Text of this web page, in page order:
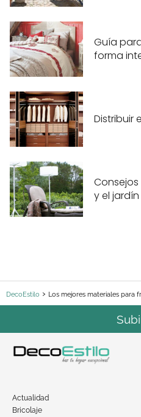
Guía
forma
Distribuir
y el jardín
DecoEstilo Los mejores materiales para
Actualidad
Bricolaje